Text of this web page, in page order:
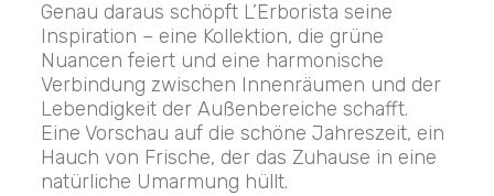
Genau daraus schöpft L’Erborista seine
Inspiration – eine Kollektion, die grüne
Nuancen feiert und eine harmonische
Verbindung zwischen Innenräumen und der
Lebendigkeit der Außenbereiche schafft.
Eine Vorschau auf die schöne Jahreszeit, ein
Hauch von Frische, der das Zuhause in eine
natürliche Umarmung hüllt.